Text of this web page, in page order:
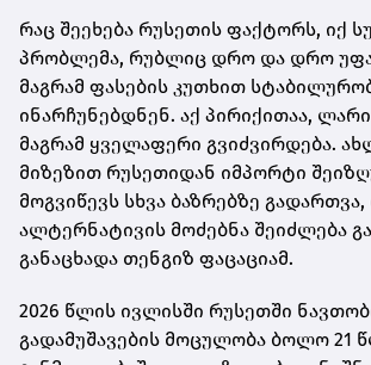
რაც შეეხება რუსეთის ფაქტორს, იქ
პრობლემა, რუბლიც დრო და დრო
მაგრამ ფასების კუთხით
ინარჩუნებდნენ. აქ პირიქითაა,
მაგრამ ყველაფერი გვიძვირდება.
მიზეზით რუსეთიდან იმპორტი
მოგვიწევს სხვა ბაზრებზე
ალტერნატივის მოძებნა შეიძლება
განაცხადა თენგიზ ფაცაციამ.
2026 წლის ივლისში რუსეთში
გადამუშავების მოცულობა ბოლო 21